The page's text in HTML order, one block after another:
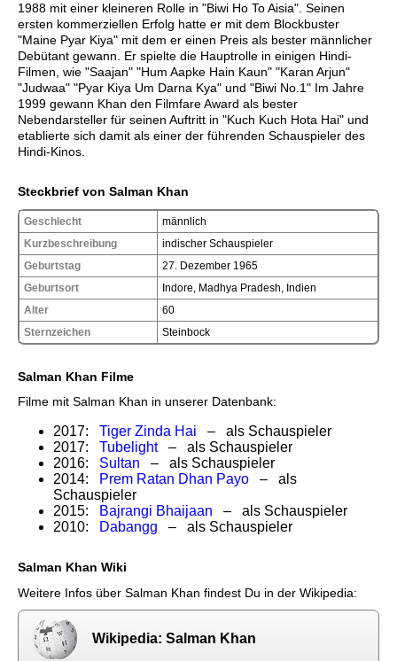
1988 mit einer kleineren Rolle in "Biwi Ho To Aisia". Seinen
ersten kommerziellen Erfolg hatte er mit dem Blockbuster
"Maine Pyar Kiya" mit dem er einen Preis als bester männlicher
Debütant gewann. Er spielte die Hauptrolle in einigen Hindi-
Filmen, wie "Saajan" "Hum Aapke Hain Kaun" "Karan Arjun"
"Judwaa" "Pyar Kiya Um Darna Kya" und "Biwi No.1" Im Jahre
1999 gewann Khan den Filmfare Award als bester
Nebendarsteller für seinen Auftritt in "Kuch Kuch Hota Hai" und
etablierte sich damit als einer der führenden Schauspieler des
Hindi-Kinos.
Steckbrief von Salman Khan
Geschlecht
männlich
Kurzbeschreibung
indischer Schauspieler
Geburtstag
27. Dezember 1965
Geburtsort
Indore, Madhya Pradesh, Indien
Alter
60
Sternzeichen
Steinbock
Salman Khan Filme
Filme mit Salman Khan in unserer Datenbank:
2017: Tiger Zinda Hai – als Schauspieler
2017: Tubelight– als Schauspieler
2016: Sultan – als Schauspieler
2014:
Prem Ratan Dhan Payo – als
Schauspieler
2015:
Bajrangi Bhaijaan – als Schauspieler
2010:
Dabangg – als Schauspieler
Salman Khan Wiki
Weitere Infos über Salman Khan findest Du in der Wikipedia:
Wikipedia: Salman Khan